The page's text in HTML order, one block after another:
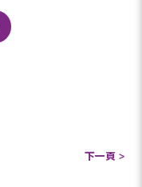
下一頁 >